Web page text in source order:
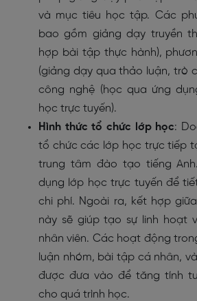
và mục tiêu học tập. Các
bao gồm giảng dạy truyền
hợp bài tập thực hành),
(giảng dạy qua thảo luận, trò
công nghệ (học qua ứng
học trực tuyến).
Hình thức tổ chức lớp học:
tổ chức các lớp học trực tiếp
trung tâm đào tạo tiếng
dụng lớp học trực tuyến để
chi phí. Ngoài ra, kết hợp
này sẽ giúp tạo sự linh hoạt
nhân viên. Các hoạt động
luận nhóm, bài tập cá nhân,
được đưa vào để tăng tính
cho quá trình học.